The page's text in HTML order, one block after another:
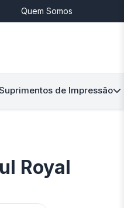
Quem Somos
de Impressão
Royal